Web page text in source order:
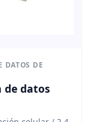
DATOS DE
de datos